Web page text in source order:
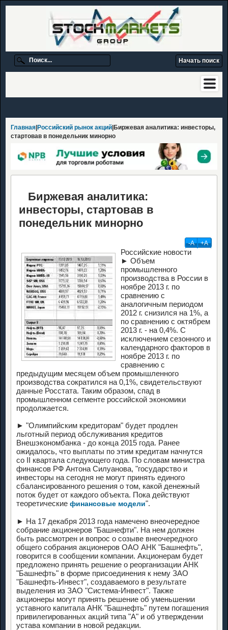
Главная Российский рынок акций |Биржевая аналитика: инвесторы,
стартовав в понедельник минорно
Биржевая аналитика:
инвесторы, стартовав в
понедельник минорно
-А +А
Российские новости
► Объем
промышленного
производства в России в
ноябре 2013 г. по
сравнению с
аналогичным периодом
2012 г. снизился на 1%, а
по сравнению с октябрем
2013 г. - на 0,4%. С
исключением сезонного и
календарного факторов в
ноябре 2013 г. по
сравнению с
предыдущим месяцем объем промышленного
производства сократился на 0,1%, свидетельствуют
данные Росстата. Таким образом, спад в
промышленном сегменте российской экономики
продолжается.
► "Олимпийским кредиторам" будет продлен
льготный период обслуживания кредитов
Внешэкономбанка - до конца 2015 года. Ранее
ожидалось, что выплаты по этим кредитам начнутся
со II квартала следующего года. По словам министра
финансов РФ Антона Силуанова, "государство и
инвесторы на сегодня не могут принять единого
сбалансированного решения о том, какой денежный
поток будет от каждого объекта. Пока действуют
теоретические финансовые модели".
► На 17 декабря 2013 года намечено внеочередное
собрание акционеров "Башнефти". На нем должен
быть рассмотрен и вопрос о созыве внеочередного
общего собрания акционеров ОАО АНК "Башнефть",
говорится в сообщении компании. Акционерам будет
предложено принять решение о реорганизации АНК
"Башнефть" в форме присоединения к нему ЗАО
"Башнефть-Инвест", создаваемого в результате
выделения из ЗАО "Система-Инвест". Также
акционеры могут принять решение об уменьшении
уставного капитала АНК "Башнефть" путем погашения
привилегированных акций типа "А" и об утверждении
устава компании в новой редакции.